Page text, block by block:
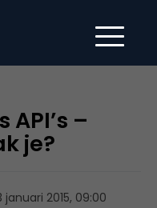
–
je?
januari 2015, 09:00